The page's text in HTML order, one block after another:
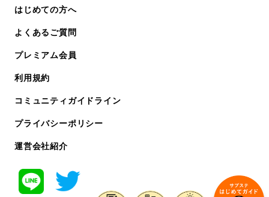
はじめての方へ
よくあるご質問
プレミアム会員
利用規約
コミュニティガイドライン
プライバシーポリシー
運営会社紹介